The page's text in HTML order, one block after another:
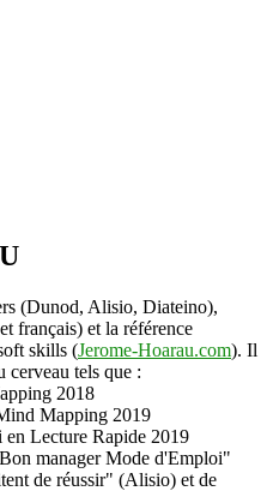
(Dunod, Alisio, Diateino),
français) et la référence
skills (Jerome-Hoarau.com). Il
cerveau tels que :
2018
Mapping 2019
Lecture Rapide 2019
manager Mode d'Emploi"
de réussir" (Alisio) et de